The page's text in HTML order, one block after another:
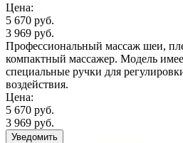
Цена:
5 670 руб.
3 969 руб.
Профессиональный массаж шеи,
компактный массажер. Модель
специальные ручки для
воздействия.
Цена:
5 670 руб.
3 969 руб.
Уведомить